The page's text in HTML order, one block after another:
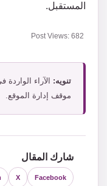
المستقبل.
Post Views: 682
تنويه: الآراء
موقف إدارة الموقع.
شارك المقال
Facebook
X